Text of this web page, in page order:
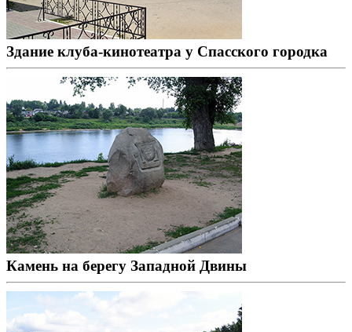
Здание клуба-кинотеатра у Спасского городка
Камень на берегу Западной Двины